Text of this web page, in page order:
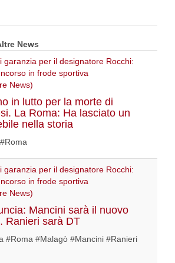
News
News)
in lutto per la morte di
La Roma: Ha lasciato un
nella storia
News)
Mancini sarà il nuovo
Ranieri sarà DT
#Roma #Malagò #Mancini #Ranieri